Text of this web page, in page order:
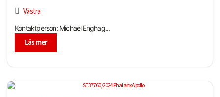
Västra
Kontaktperson: Michael Enghag...
Läs mer